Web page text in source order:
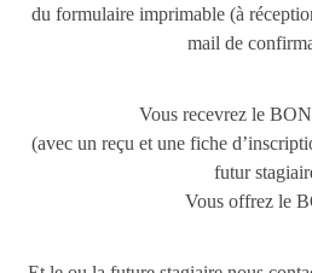
du formulaire imprimable (à
mail de
Vous recevrez le
(avec un reçu et une fiche
futur
Vous offrez le